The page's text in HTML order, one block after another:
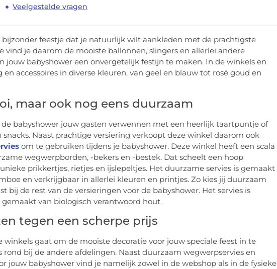
Veelgestelde vragen
bijzonder feestje dat je natuurlijk wilt aankleden met de prachtigste
vind je daarom de mooiste ballonnen, slingers en allerlei andere
jouw babyshower een onvergetelijk festijn te maken. In de winkels en
accessoires in diverse kleuren, van geel en blauw tot rosé goud en
maar ook nog eens duurzaam
babyshower jouw gasten verwennen met een heerlijk taartpuntje of
Naast prachtige versiering verkoopt deze winkel daarom ook
om te gebruiken tijdens je babyshower. Deze winkel heeft een scala
wegwerpborden, -bekers en -bestek. Dat scheelt een hoop
prikkertjes, rietjes en ijslepeltjes. Het duurzame servies is gemaakt
en verkrijgbaar in allerlei kleuren en printjes. Zo kies jij duurzaam
bij de rest van de versieringen voor de babyshower. Het servies is
van biologisch verantwoord hout.
tegen een scherpe prijs
winkels gaat om de mooiste decoratie voor jouw speciale feest in te
rond bij de andere afdelingen. Naast duurzaam wegwerpservies en
jouw babyshower vind je namelijk zowel in de webshop als in de fysieke